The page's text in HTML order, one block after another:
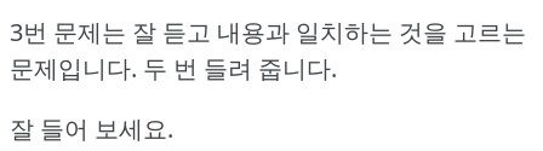
3번 문제는 잘 듣고 내용과 일치하는 것을 고르는
문제입니다. 두 번 들려 줍니다.
잘 들어 보세요.